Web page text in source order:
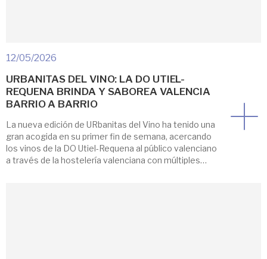
12/05/2026
URBANITAS DEL VINO: LA DO UTIEL-
REQUENA BRINDA Y SABOREA VALENCIA
BARRIO A BARRIO
La nueva edición de URbanitas del Vino ha tenido una
gran acogida en su primer fin de semana, acercando
los vinos de la DO Utiel-Requena al público valenciano
a través de la hostelería valenciana con múltiples